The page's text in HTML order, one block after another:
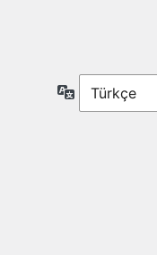
Dil